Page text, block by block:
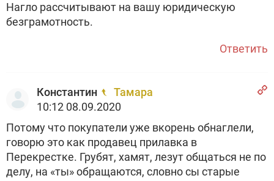
Нагло рассчитывают на вашу юридическую
безграмотность.
Ответить
Константин
Тамара
10:12 08.09.2020
Потому что покупатели уже вкорень обнаглели,
говорю это как продавец прилавка в
Перекрестке. Грубят, хамят, лезут общаться не по
делу, на «ты» обращаются, словно сы старые